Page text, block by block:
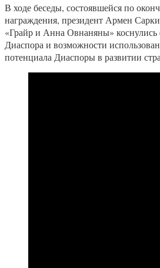
В ходе беседы, состоявшейся по
награждения, президент Армен
«Грайр и Анна Овнаняны»
Диаспора и возможности
потенциала Диаспоры в развитии